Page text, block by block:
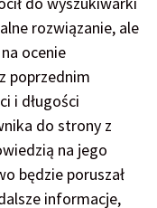
rozwiązanie, ale
ocenie
poprzednim
i długości
do strony z
na jego
będzie poruszał
informacje,